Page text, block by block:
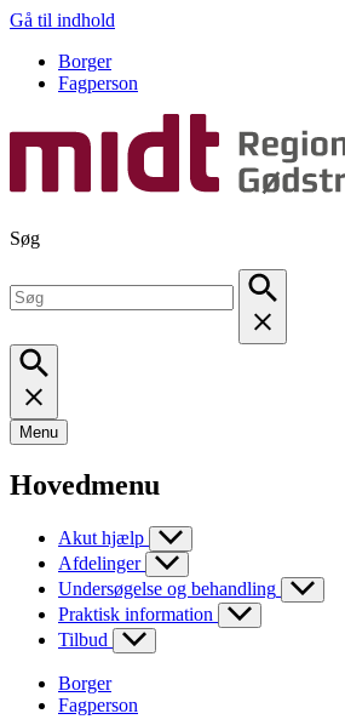
Gå til indhold
Borger
Fagperson
Søg
Menu
Hovedmenu
Akut hjælp
Afdelinger
Undersøgelse og behandling
Praktisk information
Tilbud
Borger
Fagperson